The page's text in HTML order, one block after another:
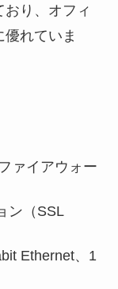
おり、オフィ
れていま
ァイアウォー
ン（SSL
Ethernet、1